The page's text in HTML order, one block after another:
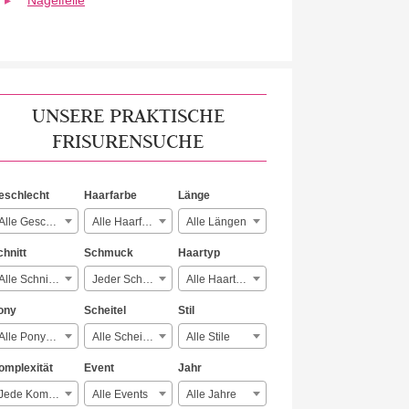
UNSERE PRAKTISCHE
FRISURENSUCHE
Alle Geschlechter
Haarfarbe
Alle Haarfarben
Länge
Alle Längen
Alle Schnitte
Schmuck
Jeder Schmuck
Haartyp
Alle Haartypen
Alle Ponyarten
Scheitel
Alle Scheitelarten
Stil
Alle Stile
Jede Komplexität
Event
Alle Events
Jahr
Alle Jahre